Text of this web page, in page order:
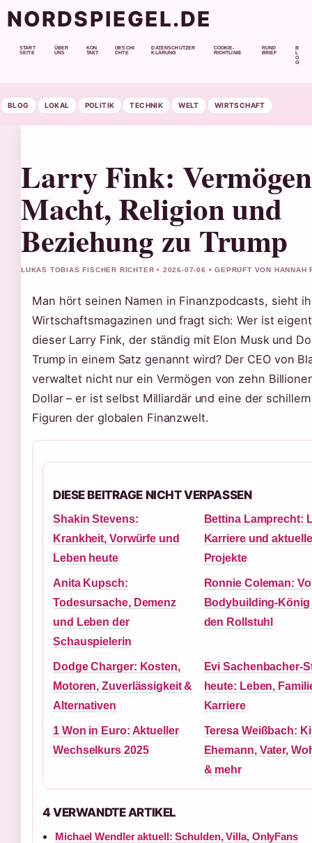
NORDSPIEGEL.DE
START
SEITE
ÜBER
UNS
KON
TAKT
GESCHI
CHTE
DATENSCHUTZER
KLÄRUNG
COOKIE-
RICHTLINIE
RUND
BRIEF
B
O
G
BLOG LOKAL POLITIK TECHNIK WELT WIRTSCHAFT
Larry Fink:
Macht, Religion und
Beziehung zu Trump
LUKAS TOBIAS FISCHER RICHTER • 2026-07-06 • GEPRUFT VON HANNAH
Man hört seinen Namen in Finanzpodcasts, sieht
Wirtschaftsmagazinen und fragt sich: Wer ist
dieser Larry Fink, der ständig mit Elon Musk und
Trump in einem Satz genannt wird? Der CEO von
verwaltet nicht nur ein Vermögen von zehn
Dollar – er ist selbst Milliardär und eine der
Figuren der globalen Finanzwelt.
DIESE BEITRAGE NICHT VERPASSEN
Shakin Stevens:
Krankheit, Vorwürfe und
Leben heute
Bettina Lamprecht:
Karriere und aktuelle
Projekte
Anita Kupsch:
Todesursache, Demenz
und Leben der
Schauspielerin
Ronnie Coleman:
Bodybuilding-König
den Rollstuhl
Dodge Charger: Kosten,
Motoren, Zuverlässigkeit &
Alternativen
Evi Sachenbacher-
heute: Leben,
Karriere
1 Won in Euro: Aktueller
Wechselkurs 2025
Teresa Weißbach:
Ehemann, Vater,
& mehr
4 VERWANDTE ARTIKEL
Michael Wendler aktuell: Schulden, Villa, OnlyFans